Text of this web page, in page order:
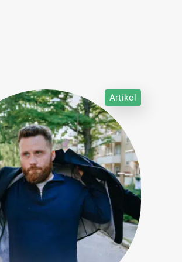
Artikel